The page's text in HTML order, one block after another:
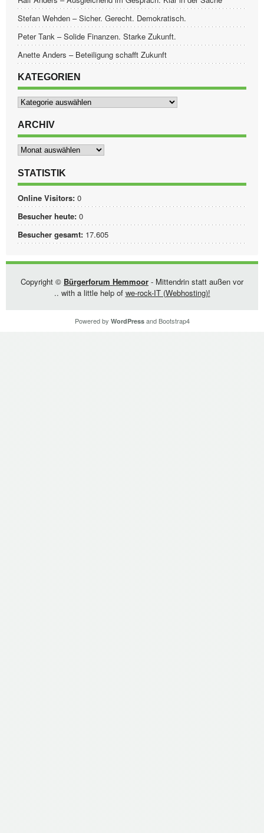
Stefan Wehden – Sicher. Gerecht. Demokratisch.
Peter Tank – Solide Finanzen. Starke Zukunft.
Anette Anders – Beteiligung schafft Zukunft
KATEGORIEN
Kategorien
ARCHIV
Archiv
STATISTIK
Online Visitors: 0
Besucher heute: 0
Besucher gesamt: 17.605
Copyright © Bürgerforum Hemmoor - Mittendrin statt außen vor
.. with a little help of we-rock-IT (Webhosting)!
Powered by WordPressand Bootstrap4